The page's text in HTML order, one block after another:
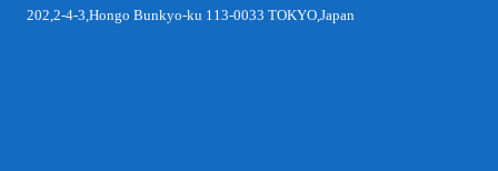
眼科検査機器
202,2-4-3,Hongo Bunkyo-ku 113-0033 TOKYO,Japan